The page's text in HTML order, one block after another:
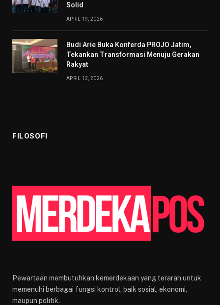
Solid
APRIL 19, 2026
Budi Arie Buka Konferda PROJO Jatim,
Tekankan Transformasi Menuju Gerakan
Rakyat
APRIL 12, 2026
FILOSOFI
Pewartaan membutuhkan kemerdekaan yang terarah untuk
memenuhi berbagai fungsi kontrol, baik sosial, ekonomi,
maupun politik.